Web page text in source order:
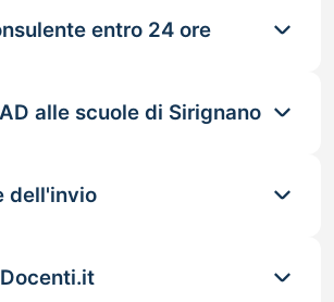
entro 24 ore
alle scuole di Sirignano
dell'invio